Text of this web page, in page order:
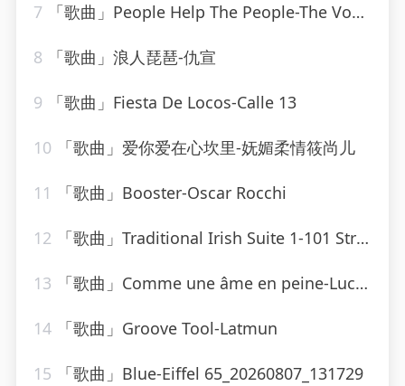
7 「歌曲」People Help The People-The Vocal Masters
8 「歌曲」浪人琵琶-仇宣
9 「歌曲」Fiesta De Locos-Calle 13
10 「歌曲」爱你爱在心坎里-妩媚柔情筱尚儿
11 「歌曲」Booster-Oscar Rocchi
12 「歌曲」Traditional Irish Suite 1-101 Strings Orchestra
13 「歌曲」Comme une âme en peine-Lucky Blondo
14 「歌曲」Groove Tool-Latmun
15 「歌曲」Blue-Eiffel 65_20260807_131729